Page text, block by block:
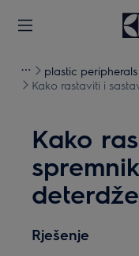
plastic
Kako rastaviti i
Kako
Rješenje